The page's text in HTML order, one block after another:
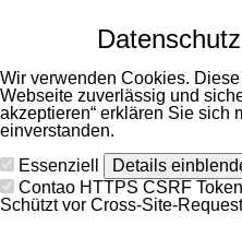
Wir verwenden Cookies.
Webseite zuverlässig und
akzeptieren“ erklären Sie sich
einverstanden.
Essenziell
Details
Contao HTTPS CSRF Token
Schützt vor Cross-Site-